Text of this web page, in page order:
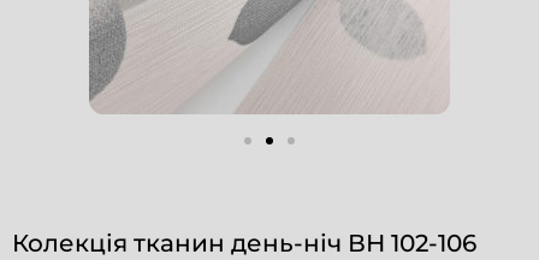
Колекція тканин день-ніч ВН 102-106